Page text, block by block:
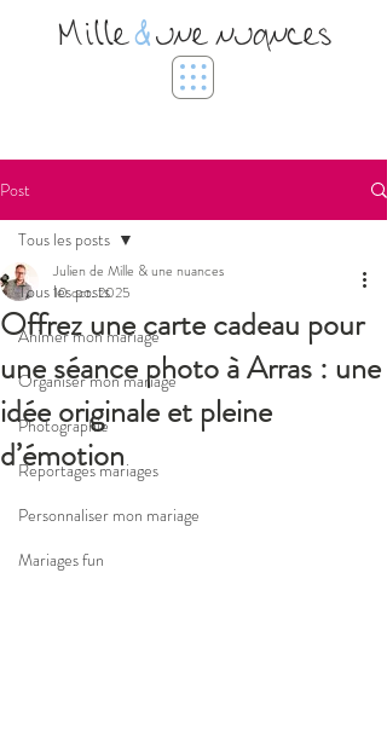
Mille&une nuances
Post
Tous les posts
Animer mon mariage
Organiser mon mariage
Photographie
Reportages mariages
Personnaliser mon mariage
Mariages fun
Tous les posts
Offrez une carte cadeau pour
une séance photo à Arras : une
idée originale et pleine
d’émotion
Julien de Mille & une nuances
10 oct. 2025